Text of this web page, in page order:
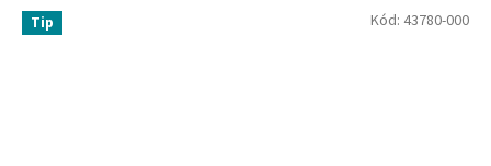
Tip Kód: 43780-000